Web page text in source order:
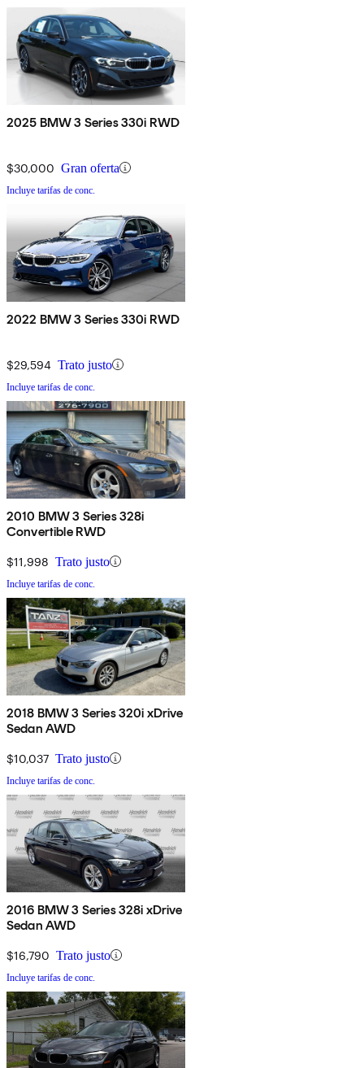
2025 BMW 3 Series 330i RWD
$30,000 Gran oferta
Incluye tarifas de conc.
2022 BMW 3 Series 330i RWD
$29,594 Trato justo
Incluye tarifas de conc.
2010 BMW 3 Series 328i
Convertible RWD
$11,998 Trato justo
Incluye tarifas de conc.
2018 BMW 3 Series 320i xDrive
Sedan AWD
$10,037 Trato justo
Incluye tarifas de conc.
2016 BMW 3 Series 328i xDrive
Sedan AWD
$16,790 Trato justo
Incluye tarifas de conc.